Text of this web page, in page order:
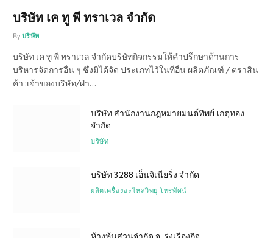
บริษัท เค ทู พี ทราเวล จำกัด
By บริษัท
บริษัท เค ทู พี ทราเวล จำกัดบริษัทกิจกรรมให้คำปรึกษาด้านการ
บริหารจัดการอื่น ๆ ซึ่งมิได้จัด ประเภทไว้ในที่อื่น ผลิตภัณฑ์ / ตราสิน
ค้า :เจ้าของบริษัท/ฝ่า…
บริษัท สำนักงานกฎหมายมนต์ทิพย์ เกตุทอง
จำกัด
บริษัท
บริษัท 3288 เอ็นจิเนียริ่ง จำกัด
ผลิตเครื่องอะไหล่วิทยุ โทรทัศน์
ห้างหุ้นส่วนจำกัด จ. รุ่งเรืองกิจ